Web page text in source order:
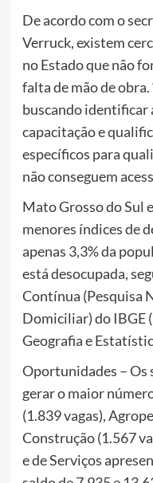
De acordo com o
Verruck, existem
no Estado que não
falta de mão de obra.
buscando identificar
capacitação e
específicos para
não conseguem
Mato Grosso do Sul
menores índices de
apenas 3,3% da
está desocupada,
Contínua (Pesquisa
Domiciliar) do
Geografia e
Oportunidades – Os
gerar o maior
(1.839 vagas),
Construção (1.567
e de Serviços